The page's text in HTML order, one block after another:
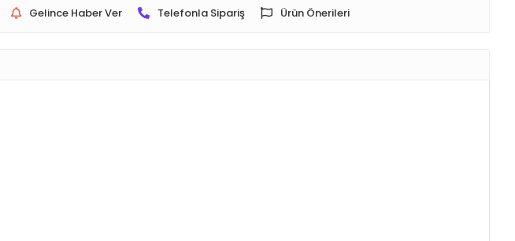
Gelince Haber Ver Telefonla Sipariş Ürün Önerileri